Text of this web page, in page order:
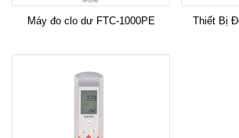
Máy đo clo dư FTC-1000PE
Thiết Bị